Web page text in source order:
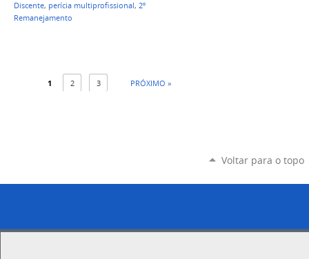
Discente, perícia multiprofissional, 2º
Remanejamento
1 2 3 PRÓXIMO »
Voltar para o topo